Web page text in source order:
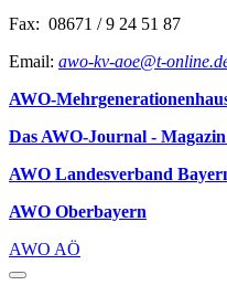
Fax: 08671 / 9 24 51 87
Email: awo-kv-aoe@t-
AWO-
Das AWO-Journal -
AWO Landesverband
AWO Oberbayern
AWO AÖ